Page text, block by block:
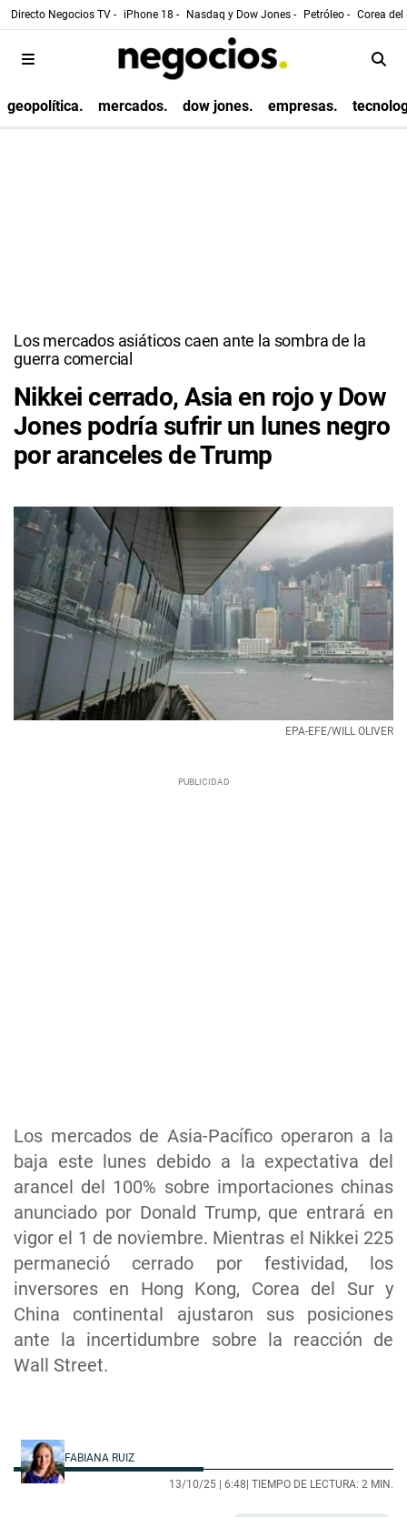
Directo Negocios TV - iPhone 18 - Nasdaq y Dow Jones - Petróleo - Corea
geopolítica. mercados. dow jones. empresas.
Los mercados asiáticos caen ante la sombra de la
guerra comercial
Nikkei cerrado, Asia en rojo y Dow
Jones podría sufrir un lunes negro
por aranceles de Trump
Los mercados de Asia-Pacífico operaron a la
baja este lunes debido a la expectativa del
arancel del 100% sobre importaciones chinas
anunciado por Donald Trump, que entrará en
vigor el 1 de noviembre. Mientras el Nikkei 225
permaneció cerrado por festividad, los
inversores en Hong Kong, Corea del Sur y
China continental ajustaron sus posiciones
ante la incertidumbre sobre la reacción de
Wall Street.
EPA-EFE/WILL OLIVER
FABIANA RUIZ
13/10/25 | 6:48 | TIEMPO DE LECTURA: 2 MIN.